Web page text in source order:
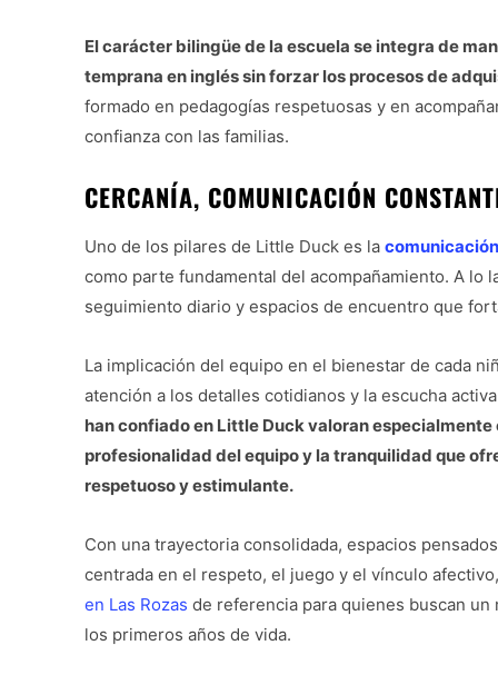
El carácter bilingüe de la escuela se integra de
temprana en inglés sin forzar los procesos de
formado en pedagogías respetuosas y en
confianza con las familias.
CERCANÍA, COMUNICACIÓN
Uno de los pilares de Little Duck es la comunicación
como parte fundamental del acompañamiento. A
seguimiento diario y espacios de encuentro que
La implicación del equipo en el bienestar de cada
atención a los detalles cotidianos y la escucha
han confiado en Little Duck valoran
profesionalidad del equipo y la tranquilidad que
respetuoso y estimulante.
Con una trayectoria consolidada, espacios
centrada en el respeto, el juego y el vínculo
en Las Rozas de referencia para quienes buscan
los primeros años de vida.